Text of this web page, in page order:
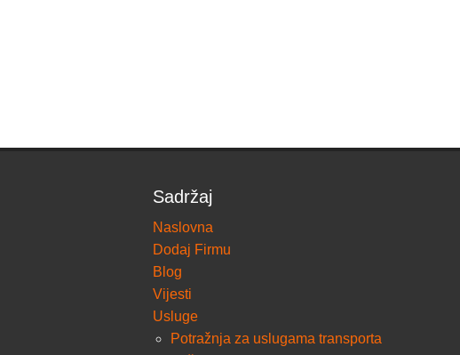
Sadržaj
Naslovna
Dodaj Firmu
Blog
Vijesti
Usluge
Potražnja za uslugama transporta